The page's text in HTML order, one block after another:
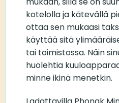
kotelolla ja kätevällä
ottaa sen mukaasi
käyttää sitä
tai toimistossa. Näin
huolehtia
minne ikinä menetkin.